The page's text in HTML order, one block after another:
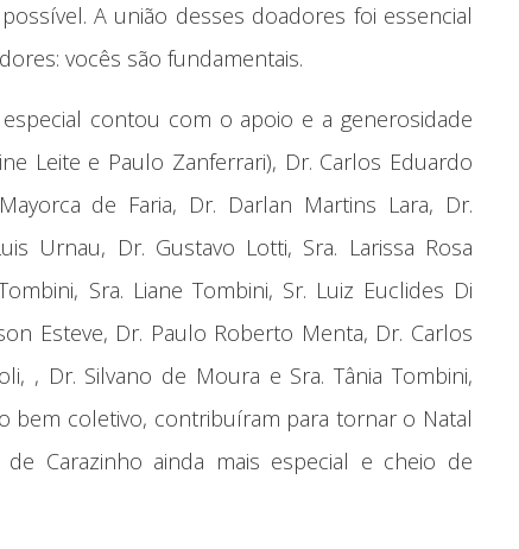
A união desses doadores foi essencial
vocês são fundamentais.
contou com o apoio e a generosidade
Leite e Paulo Zanferrari), Dr. Carlos Eduardo
de Faria, Dr. Darlan Martins Lara, Dr.
Urnau, Dr. Gustavo Lotti, Sra. Larissa Rosa
Sra. Liane Tombini, Sr. Luiz Euclides Di
Esteve, Dr. Paulo Roberto Menta, Dr. Carlos
, Dr. Silvano de Moura e Sra. Tânia Tombini,
bem coletivo, contribuíram para tornar o Natal
Carazinho ainda mais especial e cheio de